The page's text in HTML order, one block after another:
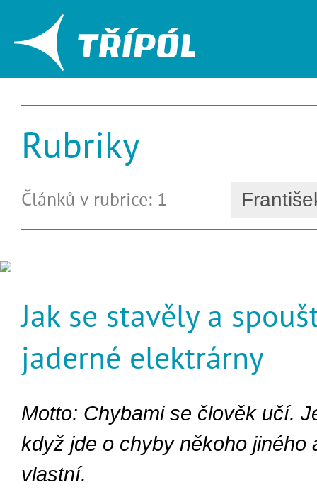
Rubriky
Článků v rubrice: 1
Jak se stavěly a
jaderné elektrárny
Motto: Chybami se člověk učí.
když jde o chyby někoho jiného
vlastní.